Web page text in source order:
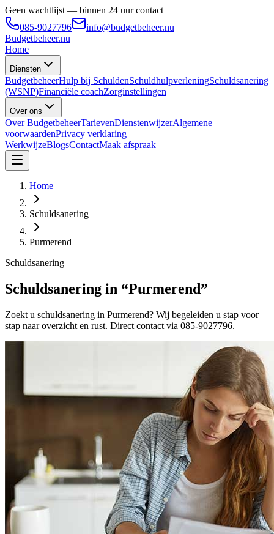
Geen wachtlijst — binnen 24 uur contact
085-9027796
info@budgetbeheer.nu
Budgetbeheer.nu
Home
Diensten
BudgetbeheerHulp bij SchuldenSchuldhulpverleningSchuldsanering
(WSNP)Financiële coachZorginstellingen
Over ons
Over BudgetbeheerTarievenDienstenwijzerAlgemene
voorwaardenPrivacy verklaring
WerkwijzeBlogsContactMaak afspraak
Home
Schuldsanering
Purmerend
Schuldsanering
Schuldsanering in “Purmerend”
Zoekt u schuldsanering in Purmerend? Wij begeleiden u stap voor
stap naar overzicht en rust. Direct contact via 085-9027796.